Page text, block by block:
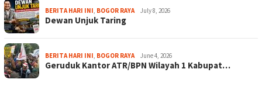
BERITA HARI INI, BOGOR RAYA July 8, 2026
Dewan Unjuk Taring
BERITA HARI INI, BOGOR RAYA June 4, 2026
Geruduk Kantor ATR/BPN Wilayah 1 Kabupat…